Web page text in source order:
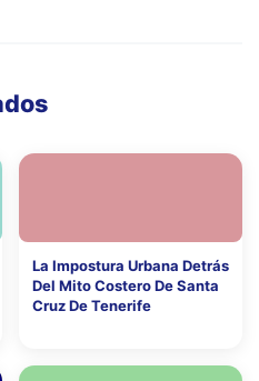
La Impostura Urbana Detrás
Del Mito Costero De Santa
Cruz De Tenerife